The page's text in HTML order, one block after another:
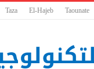
Taza El-Hajeb Taounate